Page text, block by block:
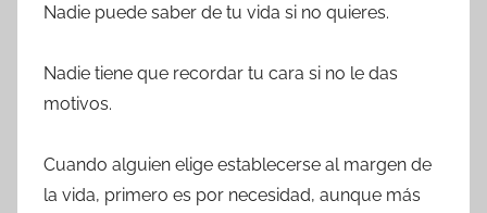
Nadie puede saber de tu vida si no quieres.
Nadie tiene que recordar tu cara si no le das
motivos.
Cuando alguien elige establecerse al margen de
la vida, primero es por necesidad, aunque más